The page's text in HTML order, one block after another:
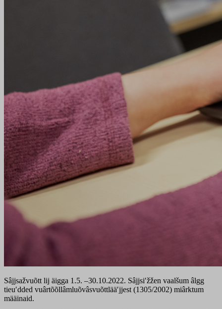
Sâjjsažvuõtt lij äigga 1.5. –30.10.2022. Sâjjsiʹžžen vaalšum âlgg
tieuʹdded vuârtõõllâmluõvâsvuõttlääʹjjest (1305/2002) miârktum
määinaid.